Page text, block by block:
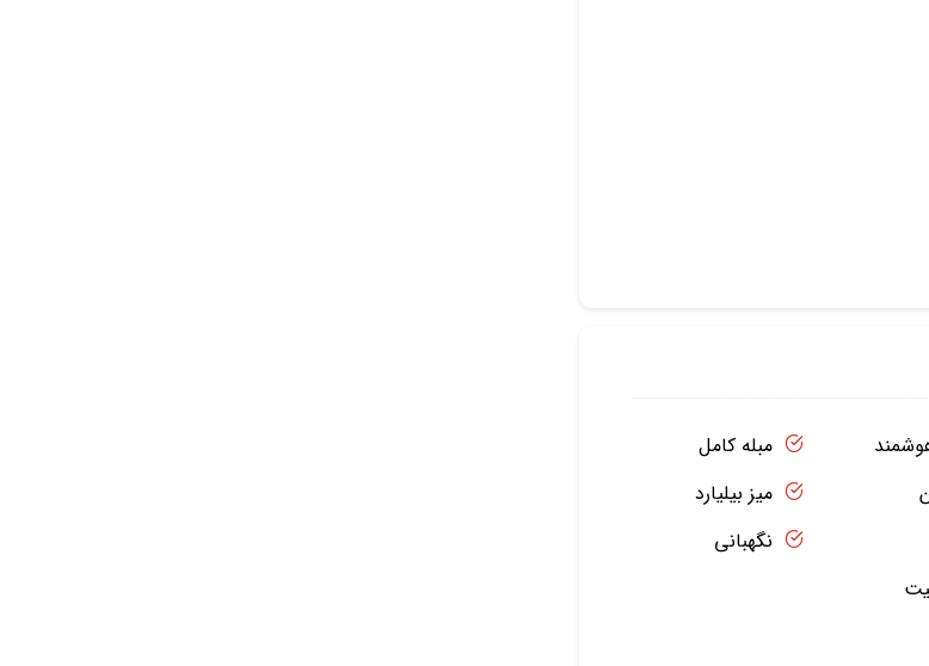
مبله کامل
میز بیلیارد
نگهبانی